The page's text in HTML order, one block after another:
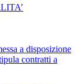
a disposizione
contratti a